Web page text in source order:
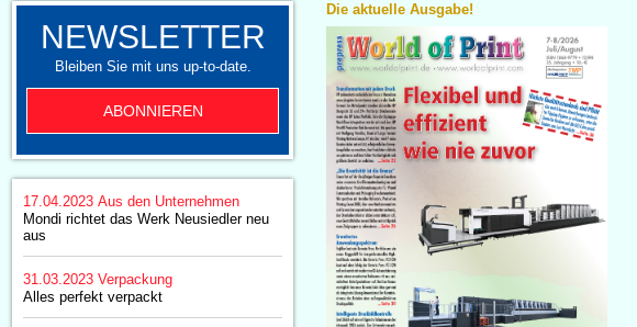
NEWSLETTER
Bleiben Sie mit uns up-to-date.
ABONNIEREN
17.04.2023 Aus den Unternehmen
Mondi richtet das Werk Neusiedler neu
aus
31.03.2023 Verpackung
Alles perfekt verpackt
Die aktuelle Ausgabe!